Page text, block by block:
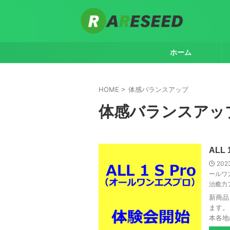
ホーム
HOME > 体感バランスアップ
体感バランスアッ
ALL
ールワ
治癒力
新商
ます
本各